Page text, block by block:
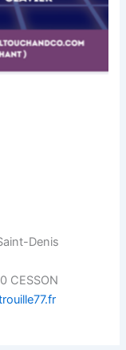
Denis
CESSON